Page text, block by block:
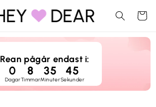
Rean pågår endast i:
0
Dagar
8
Timmar
35
Minuter
45
Sekunder